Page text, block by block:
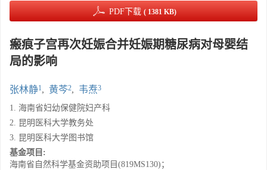
PDF下载 ( 1381 KB)
瘢痕子宫再次妊娠合并妊娠期糖尿病对母婴结
局的影响
张林静1, 黄芩2, 韦焘3
1. 海南省妇幼保健院妇产科
2. 昆明医科大学教务处
3. 昆明医科大学图书馆
基金项目:
海南省自然科学基金资助项目(819MS130)；